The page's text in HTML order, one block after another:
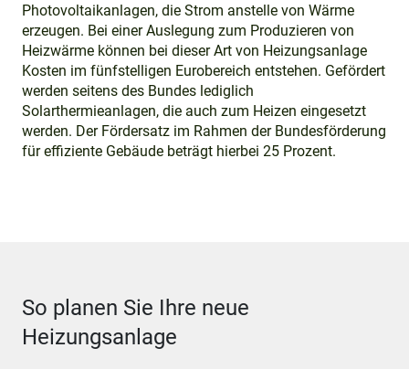
Photovoltaikanlagen, die Strom anstelle von Wärme
erzeugen. Bei einer Auslegung zum Produzieren von
Heizwärme können bei dieser Art von Heizungsanlage
Kosten im fünfstelligen Eurobereich entstehen. Gefördert
werden seitens des Bundes lediglich
Solarthermieanlagen, die auch zum Heizen eingesetzt
werden. Der Fördersatz im Rahmen der Bundesförderung
für effiziente Gebäude beträgt hierbei 25 Prozent.
So planen Sie Ihre neue
Heizungsanlage